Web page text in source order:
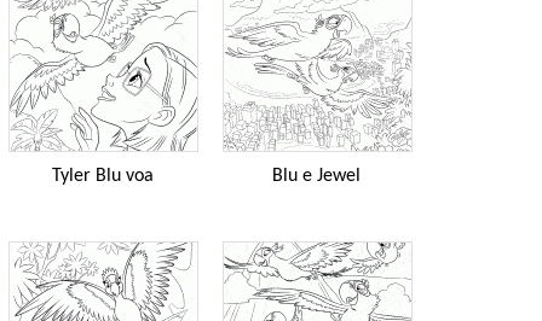
Tyler Blu voa Blu e Jewel